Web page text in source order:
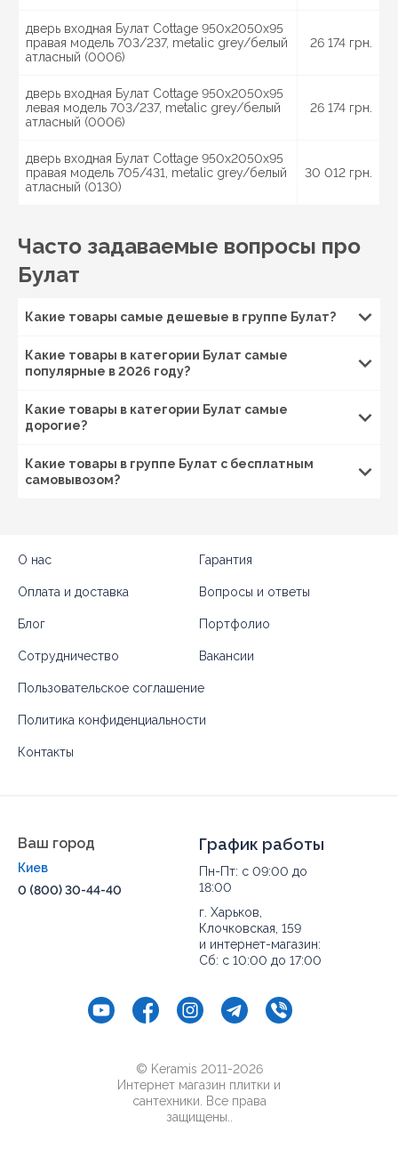
дверь входная Булат Cottage 950x2050x95
правая модель 703/237, metalic grey/белый
атласный (0006)
26 174 грн.
дверь входная Булат Cottage 950x2050x95
левая модель 703/237, metalic grey/белый
атласный (0006)
26 174 грн.
дверь входная Булат Cottage 950x2050x95
правая модель 705/431, metalic grey/белый
атласный (0130)
30 012 грн.
Часто задаваемые вопросы про
Булат
Какие товары самые дешевые в группе Булат?
Какие товары в категории Булат самые
популярные в 2026 году?
Какие товары в категории Булат самые
дорогие?
Какие товары в группе Булат с бесплатным
самовывозом?
О нас Гарантия
Оплата и доставка Вопросы и ответы
Блог Портфолио
Сотрудничество Вакансии
Пользовательское соглашение
Политика конфиденциальности
Контакты
Ваш город
Киев
0 (800) 30-44-40
График работы
Пн-Пт: с 09:00 до
18:00
г. Харьков,
Клочковская, 159
и интернет-магазин:
Сб: с 10:00 до 17:00
© Keramis 2011-2026
Интернет магазин плитки и
сантехники. Все права
защищены..